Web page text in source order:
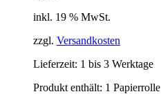
inkl. 19 % MwSt.
zzgl. Versandkosten
Lieferzeit: 1 bis 3 Werktage
Produkt enthält: 1 Papierrolle